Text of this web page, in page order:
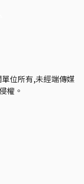
位所有,未經端傳媒
權。